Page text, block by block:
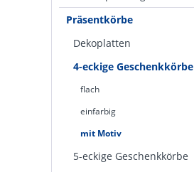
Präsentkörbe
Dekoplatten
4-eckige Geschenkkörbe
flach
einfarbig
mit Motiv
5-eckige Geschenkkörbe